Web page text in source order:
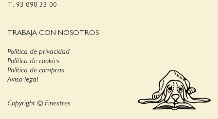
T. 93 090 33 00
TRABAJA CON NOSOTROS
Política de privacidad
Política de cookies
Aviso legal
Política de compras
Copyright © Finestres